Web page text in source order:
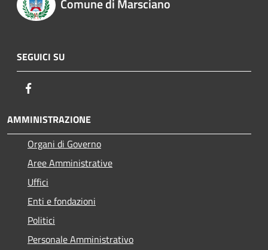
Comune di Marsciano
SEGUICI SU
AMMINISTRAZIONE
Organi di Governo
Aree Amministrative
Uffici
Enti e fondazioni
Politici
Personale Amministrativo